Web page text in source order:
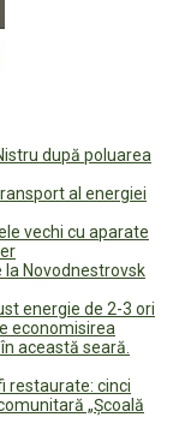
după poluarea
al energiei
vechi cu aparate
la Novodnestrovsk
energie de 2-3 ori
economisirea
această seară.
restaurate: cinci
„Școală